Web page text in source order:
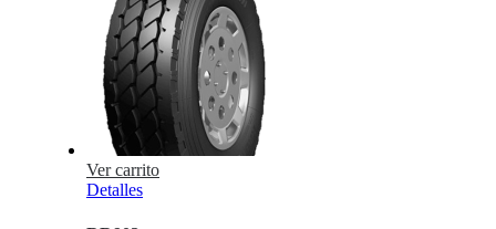
Ver carrito
Detalles